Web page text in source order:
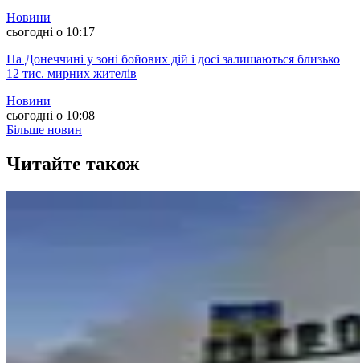
Новини
сьогодні о 10:17
На Донеччині у зоні бойових дій і досі залишаються близько
12 тис. мирних жителів
Новини
сьогодні о 10:08
Більше новин
Читайте також